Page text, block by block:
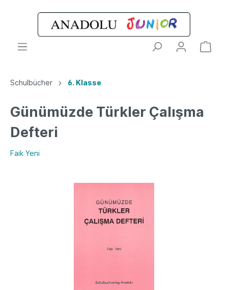
Schulbücher 6. Klasse
Günümüzde Türkler Çalışma
Defteri
Faik Yeni